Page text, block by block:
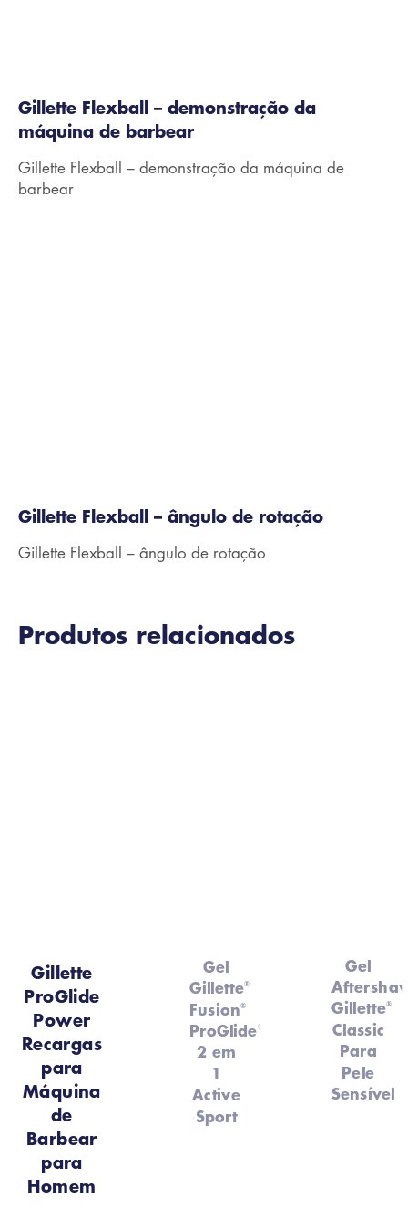
Gillette Flexball – demonstração da
máquina de barbear
Gillette Flexball – demonstração da máquina de
barbear
Gillette Flexball – ângulo de rotação
Gillette Flexball – ângulo de rotação
Produtos relacionados
Gillette
ProGlide
Power
Recargas
para
Máquina
de
Barbear
para
Homem
Gel
Gillette®
Fusion®
ProGlide®
2 em
1
Active
Sport
Gel
Gillette®
Classic
Para
Pele
Sensível